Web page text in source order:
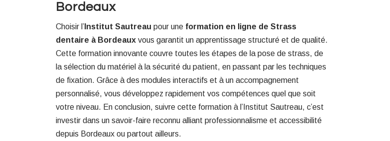
Bordeaux
Choisir l’ Institut Sautreau pour une formation en ligne de Strass
dentaire à Bordeaux vous garantit un apprentissage structuré et de qualité.
Cette formation innovante couvre toutes les étapes de la pose de strass, de
la sélection du matériel à la sécurité du patient, en passant par les techniques
de fixation. Grâce à des modules interactifs et à un accompagnement
personnalisé, vous développez rapidement vos compétences quel que soit
votre niveau. En conclusion, suivre cette formation à l’Institut Sautreau, c’est
investir dans un savoir-faire reconnu alliant professionnalisme et accessibilité
depuis Bordeaux ou partout ailleurs.